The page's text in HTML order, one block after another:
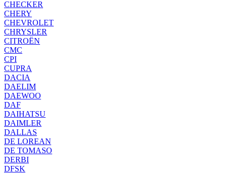
CHECKER
CHERY
CHEVROLET
CHRYSLER
CITROËN
CMC
CPI
CUPRA
DACIA
DAELIM
DAEWOO
DAF
DAIHATSU
DAIMLER
DALLAS
DE LOREAN
DE TOMASO
DERBI
DFSK